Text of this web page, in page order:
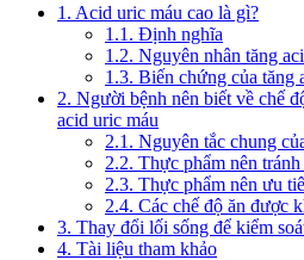
1. Acid uric máu cao là gì?
1.1. Định nghĩa
1.2. Nguyên nhân tăng
1.3. Biến chứng của tăng
2. Người bệnh nên biết về chế
acid uric máu
2.1. Nguyên tắc chung
2.2. Thực phẩm nên
2.3. Thực phẩm nên ưu
2.4. Các chế độ ăn được
3. Thay đổi lối sống để kiểm
4. Tài liệu tham khảo